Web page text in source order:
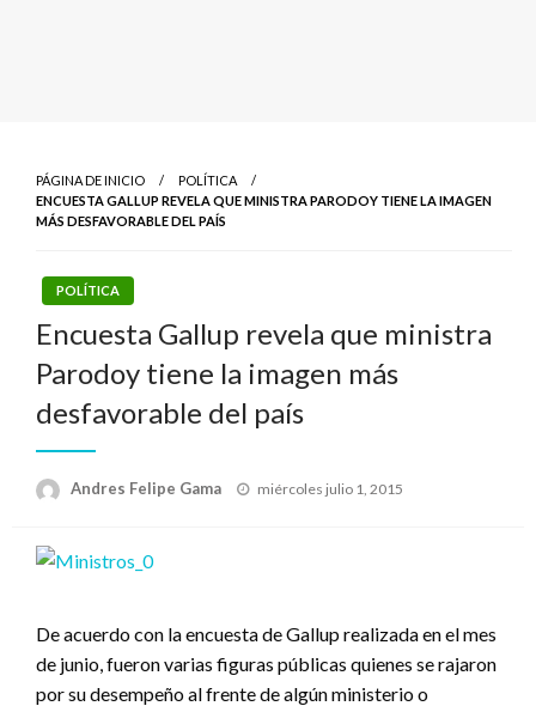
PÁGINA DE INICIO
POLÍTICA
ENCUESTA GALLUP REVELA QUE MINISTRA PARODOY TIENE LA IMAGEN
MÁS DESFAVORABLE DEL PAÍS
POLÍTICA
Encuesta Gallup revela que ministra
Parodoy tiene la imagen más
desfavorable del país
Andres Felipe Gama
Publicado
miércoles julio 1, 2015
De acuerdo con la encuesta de Gallup realizada en el mes
de junio, fueron varias figuras públicas quienes se rajaron
por su desempeño al frente de algún ministerio o